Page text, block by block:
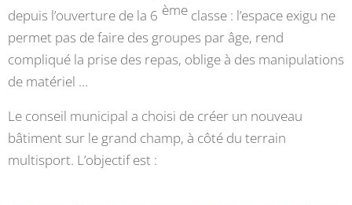
depuis l’ouverture de la 6 ème classe : l’espace exigu ne
permet pas de faire des groupes par âge, rend
compliqué la prise des repas, oblige à des manipulations
de matériel …
Le conseil municipal a choisi de créer un nouveau
bâtiment sur le grand champ, à côté du terrain
multisport. L’objectif est :